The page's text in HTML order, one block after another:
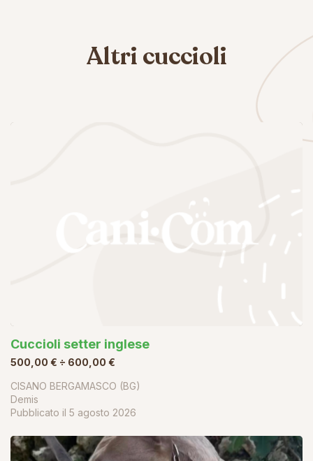
Altri cuccioli
Cuccioli setter inglese
500,00 € ÷ 600,00 €
CISANO BERGAMASCO (BG)
Demis
Pubblicato il 5 agosto 2026